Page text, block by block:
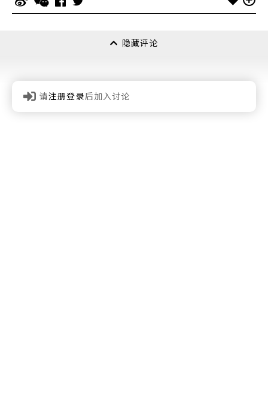
隐藏评论
请注册登录后加入讨论